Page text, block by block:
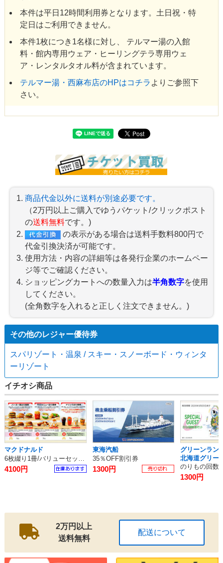
本件は平日12時間利用券となります。土日祝・特
定日はご利用できません。
本件1枚につき1名様に対し、 テルマー湯の入館
料・館内専用ウェア・ヒーリングテラ専用ウェ
ア・レンタルタオル料が含まれています。
テルマー湯・西麻布店のHPはコチラ よりご参照下
さい。
商品代金以外に送料が別途必要です。
（2万円以上ご購入でゆうパケット/クリックポスト
の送料無料です。)
の表示がある場合は送料手数料800円で
代金引換決済が可能です。
使用方法・内容の詳細等は各発行企業のホームペー
ジ等でご確認ください。
ショッピングカートへの数量入力は半角数字を使用
してください。
(全角数字を入れると正しく注文できません。)
その他のレジャー優待券
スパリゾート・温泉 / スキー・スノーボード・ウィンタ
ーリゾート
イチオシ商品
マクドナルド
4100円
東海汽船
35％OFF割引券
1300円
グリーンラン
北海道グリー
のりもの回数
1300円
2万円以上
送料無料
配送について